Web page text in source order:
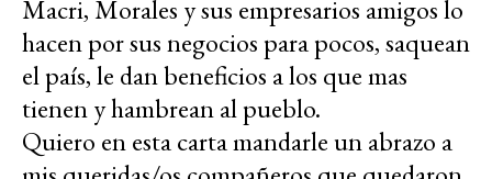
Macri, Morales y sus empresarios amigos lo
hacen por sus negocios para pocos, saquean
el país, le dan beneficios a los que mas
tienen y hambrean al pueblo.
Quiero en esta carta mandarle un abrazo a